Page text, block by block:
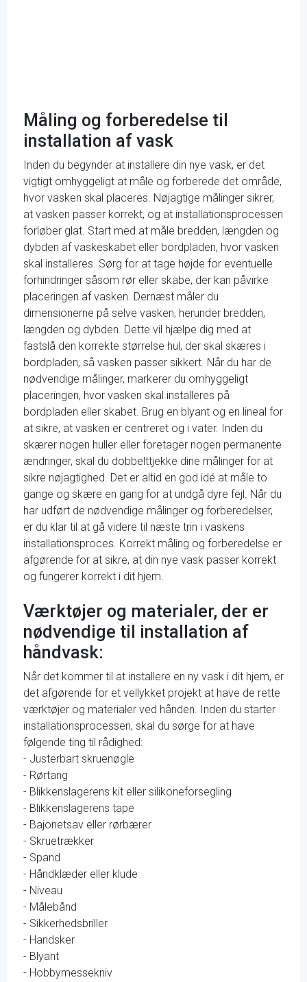
Måling og forberedelse til
installation af vask
Inden du begynder at installere din nye vask, er det
vigtigt omhyggeligt at måle og forberede det område,
hvor vasken skal placeres. Nøjagtige målinger sikrer,
at vasken passer korrekt, og at installationsprocessen
forløber glat. Start med at måle bredden, længden og
dybden af vaskeskabet eller bordpladen, hvor vasken
skal installeres. Sørg for at tage højde for eventuelle
forhindringer såsom rør eller skabe, der kan påvirke
placeringen af vasken. Dernæst måler du
dimensionerne på selve vasken, herunder bredden,
længden og dybden. Dette vil hjælpe dig med at
fastslå den korrekte størrelse hul, der skal skæres i
bordpladen, så vasken passer sikkert. Når du har de
nødvendige målinger, markerer du omhyggeligt
placeringen, hvor vasken skal installeres på
bordpladen eller skabet. Brug en blyant og en lineal for
at sikre, at vasken er centreret og i vater. Inden du
skærer nogen huller eller foretager nogen permanente
ændringer, skal du dobbelttjekke dine målinger for at
sikre nøjagtighed. Det er altid en god idé at måle to
gange og skære en gang for at undgå dyre fejl. Når du
har udført de nødvendige målinger og forberedelser,
er du klar til at gå videre til næste trin i vaskens
installationsproces. Korrekt måling og forberedelse er
afgørende for at sikre, at din nye vask passer korrekt
og fungerer korrekt i dit hjem.
Værktøjer og materialer, der er
nødvendige til installation af
håndvask:
Når det kommer til at installere en ny vask i dit hjem, er
det afgørende for et vellykket projekt at have de rette
værktøjer og materialer ved hånden. Inden du starter
installationsprocessen, skal du sørge for at have
følgende ting til rådighed:
- Justerbart skruenøgle
- Rørtang
- Blikkenslagerens kit eller silikoneforsegling
- Blikkenslagerens tape
- Bajonetsav eller rørbærer
- Skruetrækker
- Spand
- Håndklæder eller klude
- Niveau
- Målebånd
- Sikkerhedsbriller
- Handsker
- Blyant
- Hobbymessekniv